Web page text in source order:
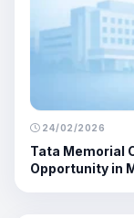
24/02/2026
Tata Memorial
Opportunity in